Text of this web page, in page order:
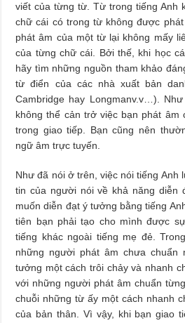
viết của từng từ. Từ trong tiếng Anh
chữ cái có trong từ không được
phát âm của một từ lại không mấy
của từng chữ cái. Bởi thế, khi học
hãy tìm những nguồn tham khảo
từ điển của các nhà xuất bản
Cambridge hay Longmanv.v…).
không thể cản trở việc bạn phát âm
trong giao tiếp. Bạn cũng nên
ngữ âm trực tuyến.
Như đã nói ở trên, việc nói tiếng Anh
tin của người nói về khả năng diễn
muốn diễn đạt ý tưởng bằng tiếng
tiên bạn phải tạo cho mình được
tiếng khác ngoài tiếng mẹ đẻ.
những người phát âm chưa chuẩn
tưởng một cách trôi chảy và nhanh
với những người phát âm chuẩn
chuỗi những từ ấy một cách nhanh
của bản thân. Vì vậy, khi bạn giao